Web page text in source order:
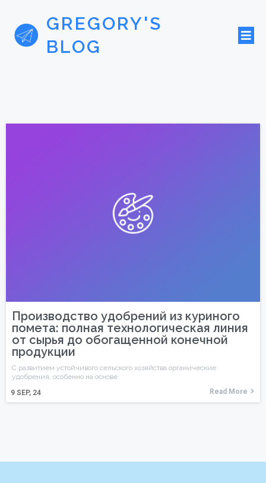
GREGORY'S
BLOG
Производство удобрений из куриного
помета: полная технологическая линия
от сырья до обогащенной конечной
продукции
9 SEP, 24
С развитием устойчивого сельского хозяйства органические
удобрения, особенно на основе
Read More